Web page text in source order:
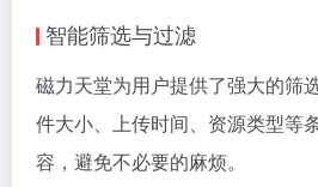
智能筛选与过滤
磁力天堂为用户提供了强大的筛
件大小、上传时间、资源类型等
容，避免不必要的麻烦。